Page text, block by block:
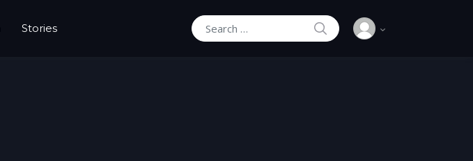
Stories
Search for:
SEARCH